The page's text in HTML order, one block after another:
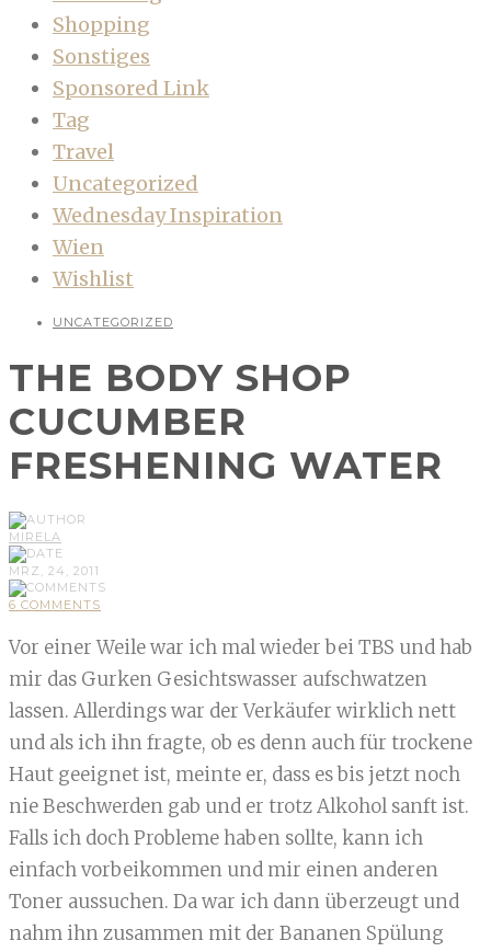
Shopping
Sonstiges
Sponsored Link
Tag
Travel
Uncategorized
Wednesday Inspiration
Wien
Wishlist
UNCATEGORIZED
THE BODY SHOP
CUCUMBER
FRESHENING WATER
MIRELA
MRZ, 24, 2011
6 COMMENTS
Vor einer Weile war ich mal wieder bei TBS und hab
mir das Gurken Gesichtswasser aufschwatzen
lassen. Allerdings war der Verkäufer wirklich nett
und als ich ihn fragte, ob es denn auch für trockene
Haut geeignet ist, meinte er, dass es bis jetzt noch
nie Beschwerden gab und er trotz Alkohol sanft ist.
Falls ich doch Probleme haben sollte, kann ich
einfach vorbeikommen und mir einen anderen
Toner aussuchen. Da war ich dann überzeugt und
nahm ihn zusammen mit der Bananen Spülung